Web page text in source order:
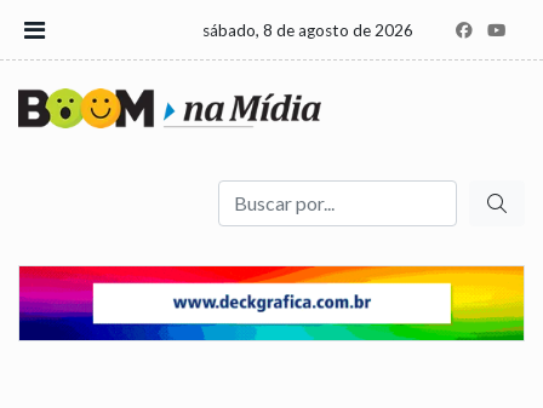
sábado, 8 de agosto de 2026
Buscar